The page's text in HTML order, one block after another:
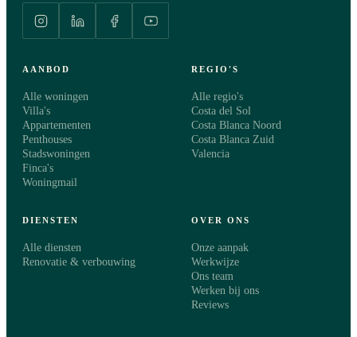
AANBOD
Alle woningen
Villa's
Appartementen
Penthouses
Stadswoningen
Finca's
Woningmail
REGIO'S
Alle regio's
Costa del Sol
Costa Blanca Noord
Costa Blanca Zuid
Valencia
DIENSTEN
Alle diensten
Renovatie & verbouwing
OVER ONS
Onze aanpak
Werkwijze
Ons team
Werken bij ons
Reviews